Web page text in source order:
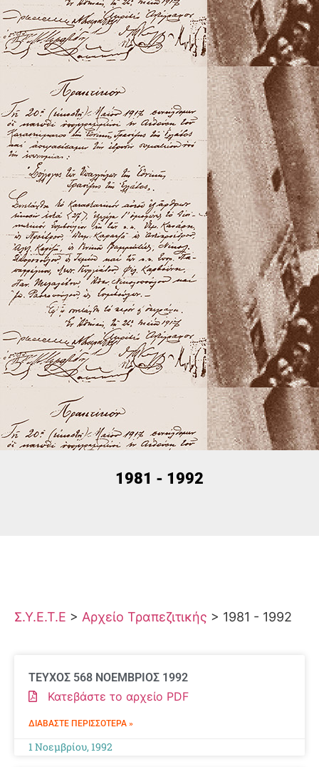
1981 - 1992
Σ.Υ.Ε.Τ.Ε > Αρχείο Τραπεζιτικής > 1981 - 1992
ΤΕΥΧΟΣ 568 ΝΟΕΜΒΡΙΟΣ 1992
Κατεβάστε το αρχείο PDF
ΔΙΑΒΆΣΤΕ ΠΕΡΙΣΣΌΤΕΡΑ »
1 Νοεμβρίου, 1992